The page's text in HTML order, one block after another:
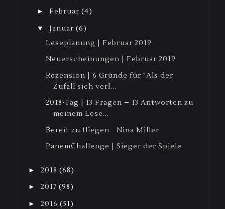
► Februar(4)
▼Januar(6)
Leseplanung | Februar 2019
Neuerscheinungen | Februar 2019
Rezension | 6 Gründe für "Als der
Zufall sich verl...
2018-Tag | 13 Fragen – 13 Antworten zu
meinem Lese...
Bereit zu fliegen - Nina Miller
PanemChallenge | Sieger der Spiele
►2018(68)
►2017(98)
►2016(51)